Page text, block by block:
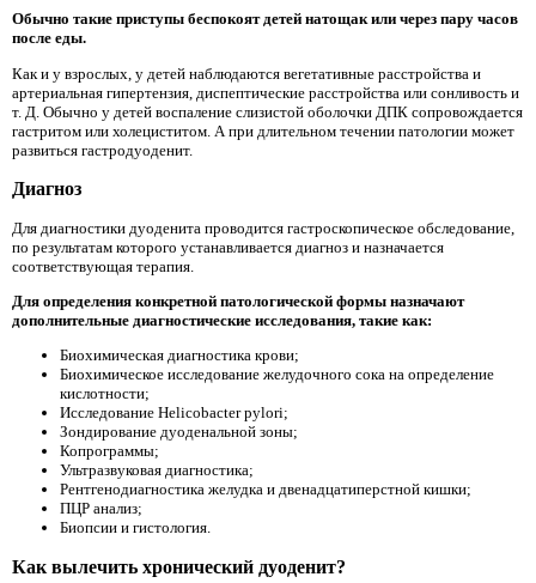
Обычно такие приступы беспокоят детей натощак или через пару часов
после еды.
Как и у взрослых, у детей наблюдаются вегетативные расстройства и
артериальная гипертензия, диспептические расстройства или сонливость и
т. Д. Обычно у детей воспаление слизистой оболочки ДПК сопровождается
гастритом или холециститом. А при длительном течении патологии может
развиться гастродуоденит.
Диагноз
Для диагностики дуоденита проводится гастроскопическое обследование,
по результатам которого устанавливается диагноз и назначается
соответствующая терапия.
Для определения конкретной патологической формы назначают
дополнительные диагностические исследования, такие как:
Биохимическая диагностика крови;
Биохимическое исследование желудочного сока на определение
кислотности;
Исследование Helicobacter pylori;
Зондирование дуоденальной зоны;
Копрограммы;
Ультразвуковая диагностика;
Рентгенодиагностика желудка и двенадцатиперстной кишки;
ПЦР анализ;
Биопсии и гистология.
Как вылечить хронический дуоденит?